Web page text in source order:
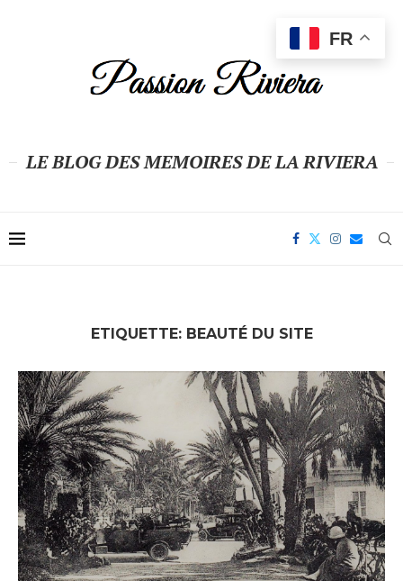
LE BLOG DES MEMOIRES DE LA RIVIERA
ETIQUETTE: BEAUTÉ DU SITE
FR